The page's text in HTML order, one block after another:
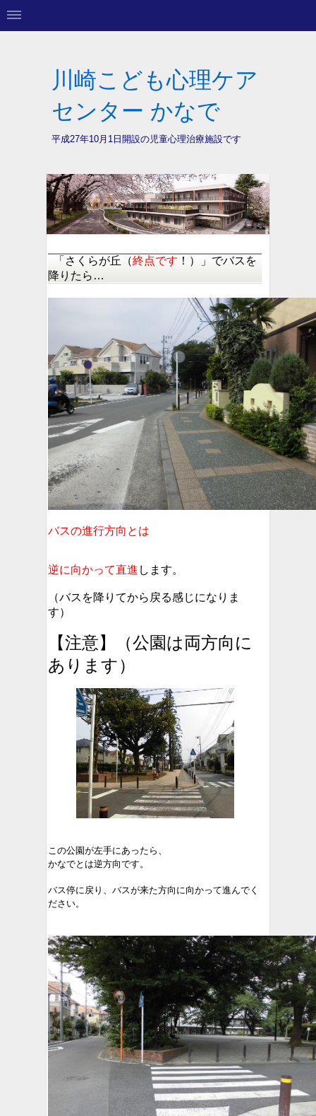
川崎こども心理ケア
センター かなで
平成27年10月1日開設の児童心理治療施設です
「さくらが丘（終点です ！）」でバスを
降りたら…
バスの進行方向とは
逆に向かって直進 します。
（バスを降りてから戻る感じになりま
す）
【注意】（公園は両方向に
あります）
この公園が左手にあったら、
かなでとは逆方向です。
バス停に戻り、バスが来た方向に向かって進んでく
ださい。